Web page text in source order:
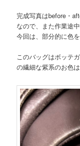
完成写真はbefore・
なので、また作業途
今回は、部分的に色
このバッグはボッテ
の繊細な紫系のお色